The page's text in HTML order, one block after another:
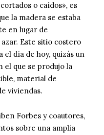
o caídos», es
la madera se estaba
en lugar de
Este sitio costero
día de hoy, quizás un
el que se produjo la
material de
viviendas.
Forbes y coautores,
sobre una amplia